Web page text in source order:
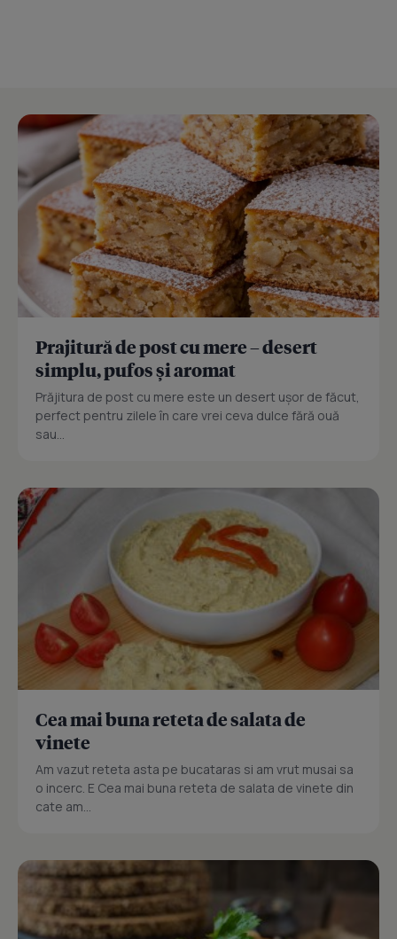
Prajitură de post cu mere – desert
simplu, pufos și aromat
Prăjitura de post cu mere este un desert ușor de făcut,
perfect pentru zilele în care vrei ceva dulce fără ouă
sau...
Cea mai buna reteta de salata de
vinete
Am vazut reteta asta pe bucataras si am vrut musai sa
o incerc. E Cea mai buna reteta de salata de vinete din
cate am...